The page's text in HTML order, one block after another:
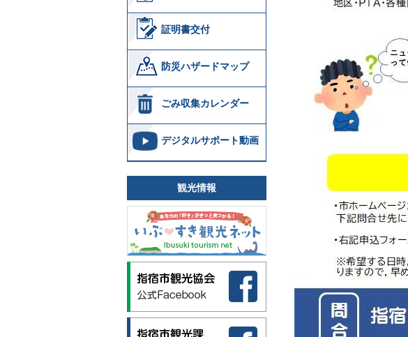
証明書交付
防災ハザードマップ
ごみ収集カレンダー
デジタルサポート動画
観光情報